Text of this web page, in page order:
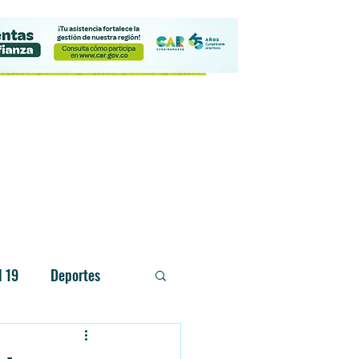
19 Deportes